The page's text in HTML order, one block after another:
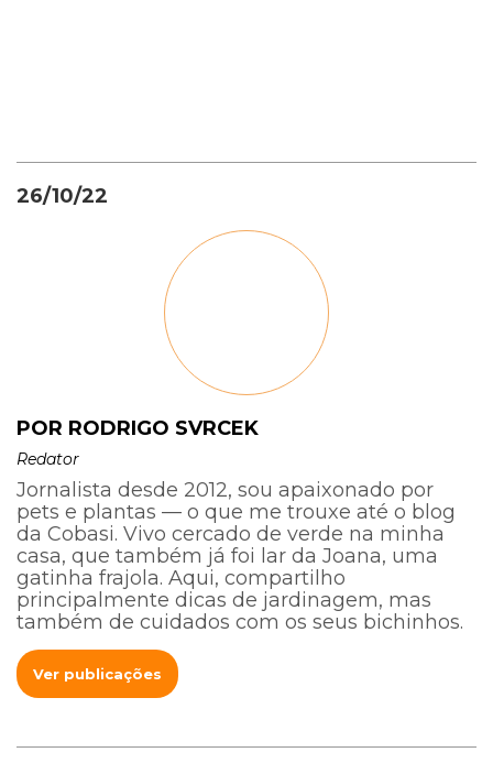
26/10/22
POR RODRIGO SVRCEK
Redator
Jornalista desde 2012, sou apaixonado por
pets e plantas — o que me trouxe até o blog
da Cobasi. Vivo cercado de verde na minha
casa, que também já foi lar da Joana, uma
gatinha frajola. Aqui, compartilho
principalmente dicas de jardinagem, mas
também de cuidados com os seus bichinhos.
Ver publicações